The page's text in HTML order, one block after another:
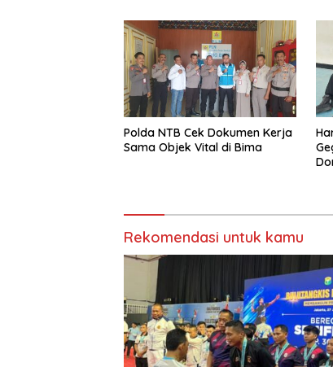
Polda NTB Cek Dokumen Kerja
Sama Objek Vital di Bima
Rekomendasi untuk kamu